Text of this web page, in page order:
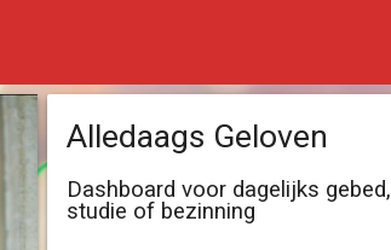
Alledaags Geloven
Dashboard voor dagelijks gebed,
studie of bezinning